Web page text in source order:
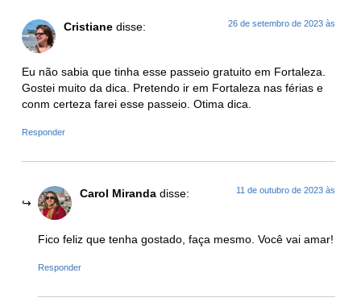
Cristiane disse: 26 de setembro de 2023 às
Eu não sabia que tinha esse passeio gratuito em Fortaleza.
Gostei muito da dica. Pretendo ir em Fortaleza nas férias e
conm certeza farei esse passeio. Otima dica.
Responder
Carol Miranda disse: 11 de outubro de 2023 às
Fico feliz que tenha gostado, faça mesmo. Você vai amar!
Responder